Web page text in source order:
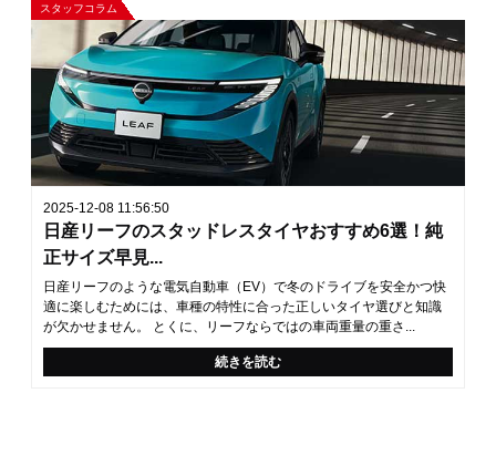
スタッフコラム
2025-12-08 11:56:50
日産リーフのスタッドレスタイヤおすすめ6選！純
正サイズ早見...
日産リーフのような電気自動車（EV）で冬のドライブを安全かつ快
適に楽しむためには、車種の特性に合った正しいタイヤ選びと知識
が欠かせません。 とくに、リーフならではの車両重量の重さ...
続きを読む